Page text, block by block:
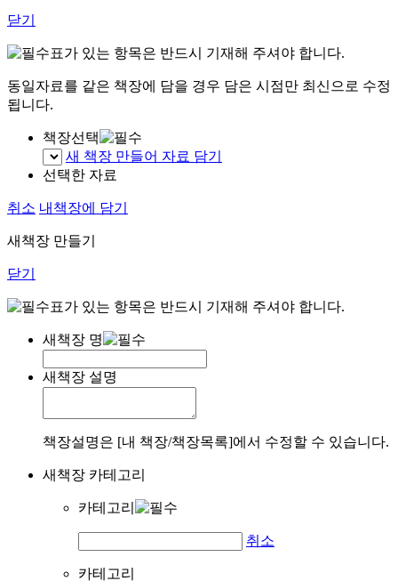
닫기
표가 있는 항목은 반드시 기재해 주셔야 합니다.
동일자료를 같은 책장에 담을 경우 담은 시점만 최신으로 수정
됩니다.
책장선택
새 책장 만들어 자료 담기
선택한 자료
취소 내책장에 담기
새책장 만들기
닫기
표가 있는 항목은 반드시 기재해 주셔야 합니다.
새책장 명
새책장 설명
책장설명은 [내 책장/책장목록]에서 수정할 수 있습니다.
새책장 카테고리
카테고리
취소
카테고리